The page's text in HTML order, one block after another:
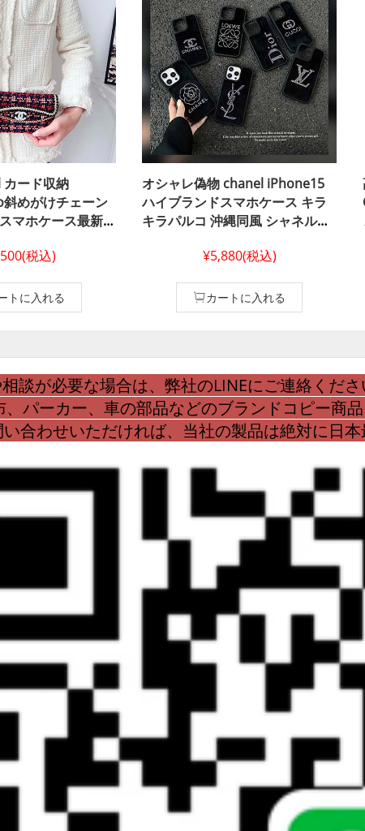
ード収納
めがけチェーン
マホケース最新型
イブランドハイ
Chanel
ケース15 人気 ブ
ディース バッグ
ャネル石積み キラ
pro高
税込)
トに入れる
オシャレ偽物 chanel iPhone15
ハイブランドスマホケース キラ
キラパルコ 沖縄同風 シャネル
ド店長 iPhone15 カバー おすす
新登場Chanelスマホケース
iPhone13ブランドロゴシャネル
¥5,880(税込)
カートに入れる
談が必要な場合は、弊社のLINEにご連絡くださ
パーカー、車の部品などのブランドコピー商品
合わせいただければ、当社の製品は絶対に日本